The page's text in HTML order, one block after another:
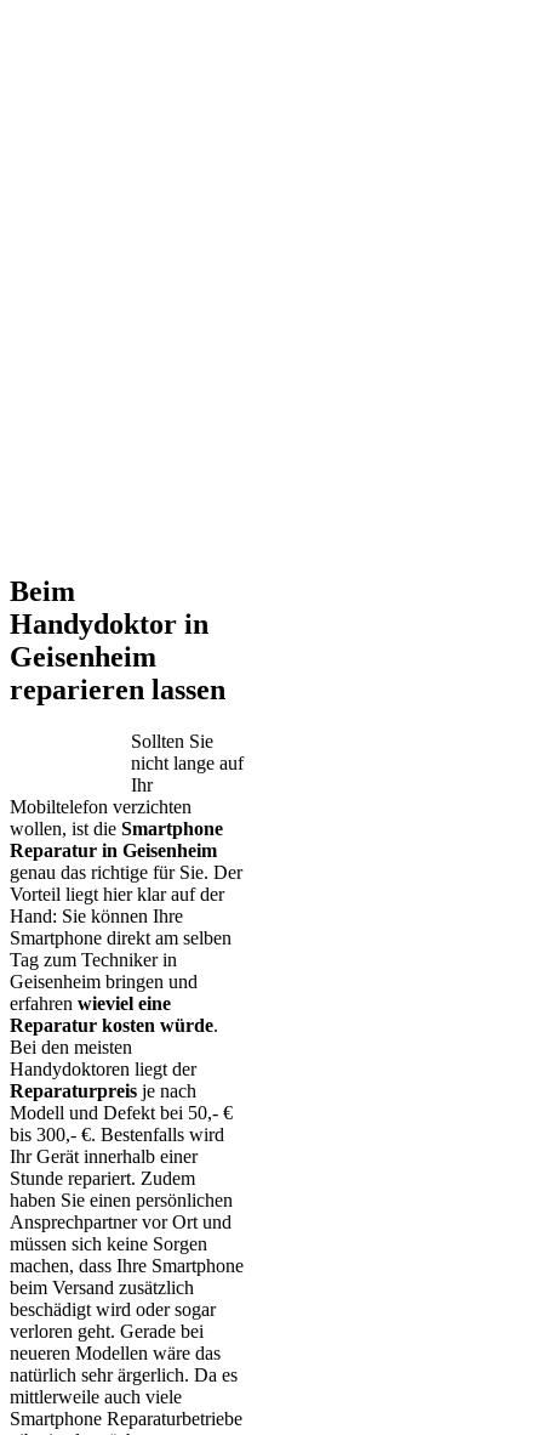
Beim
Handydoktor in
Geisenheim
reparieren lassen
Sollten Sie
nicht lange auf
Ihr
Mobiltelefon verzichten
wollen, ist die Smartphone
Reparatur in Geisenheim
genau das richtige für Sie. Der
Vorteil liegt hier klar auf der
Hand: Sie können Ihre
Smartphone direkt am selben
Tag zum Techniker in
Geisenheim bringen und
erfahren wieviel eine
Reparatur kosten würde.
Bei den meisten
Handydoktoren liegt der
Reparaturpreis je nach
Modell und Defekt bei 50,- €
bis 300,- €. Bestenfalls wird
Ihr Gerät innerhalb einer
Stunde repariert. Zudem
haben Sie einen persönlichen
Ansprechpartner vor Ort und
müssen sich keine Sorgen
machen, dass Ihre Smartphone
beim Versand zusätzlich
beschädigt wird oder sogar
verloren geht. Gerade bei
neueren Modellen wäre das
natürlich sehr ärgerlich. Da es
mittlerweile auch viele
Smartphone Reparaturbetriebe